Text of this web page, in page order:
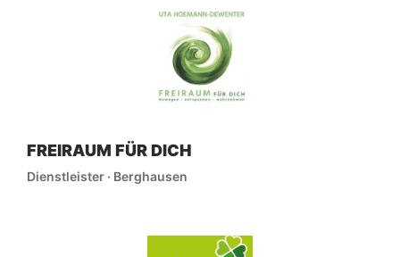
FREIRAUM FÜR DICH
Dienstleister · Berghausen